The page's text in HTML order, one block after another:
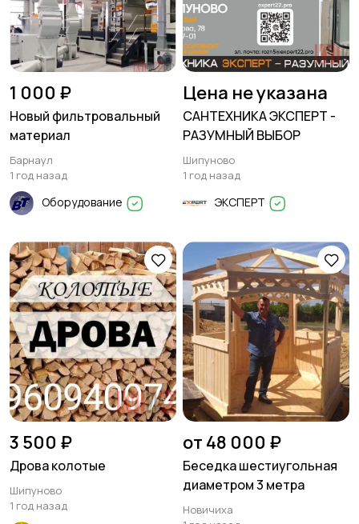
1 000 ₽
Новый фильтровальный
материал
Барнаул
1 год назад
Оборудование
Цена не указана
САНТЕХНИКА ЭКСПЕРТ -
РАЗУМНЫЙ ВЫБОР
Шипуново
1 год назад
ЭКСПЕРТ
3 500 ₽
Дрова колотые
Шипуново
1 год назад
от 48 000 ₽
Беседка шестиугольная
диаметром 3 метра
Новичиха